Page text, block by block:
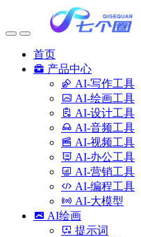
首页
产品中心
AI-写作工具
AI-绘画工具
AI-设计工具
AI-音频工具
AI-视频工具
AI-办公工具
AI-营销工具
AI-编程工具
AI-大模型
AI绘画
提示词